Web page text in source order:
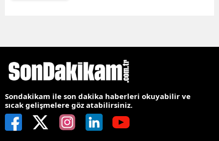
Sondakikam ile son dakika haberleri okuyabilir ve
sıcak gelişmelere göz atabilirsiniz.